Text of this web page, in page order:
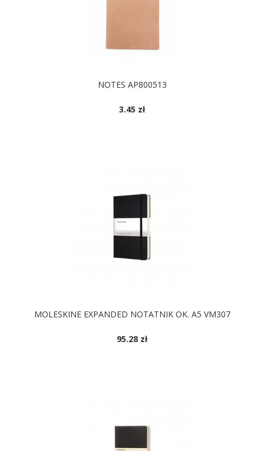
NOTES AP800513
3.45 zł
MOLESKINE EXPANDED NOTATNIK OK. A5 VM307
95.28 zł